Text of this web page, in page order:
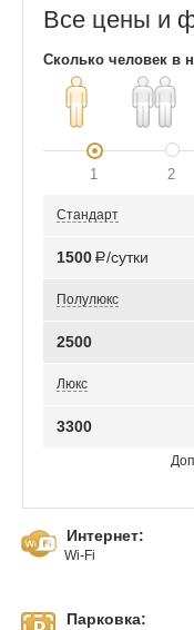
Все цены и
Сколько человек в
1 2
Стандарт
1500 Р/сутки
Полулюкс
2500
Люкс
3300
Интернет:
Wi-Fi
Парковка: